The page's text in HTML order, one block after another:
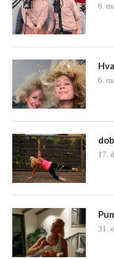
6.
6.
17.
31.